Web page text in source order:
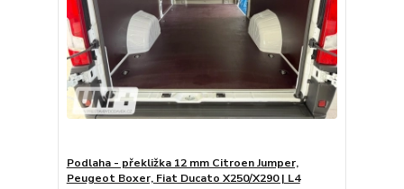
Podlaha - překližka 12 mm Citroen Jumper,
Peugeot Boxer, Fiat Ducato X250/X290 | L4